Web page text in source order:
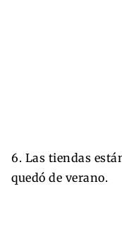
6. Las tiendas
quedó de verano.